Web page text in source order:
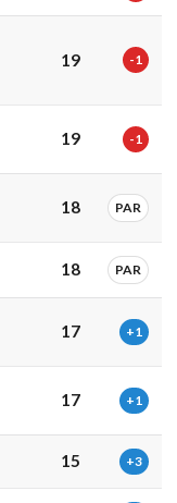
19 -1
19 -1
18 PAR
18 PAR
17 +1
17 +1
15 +3